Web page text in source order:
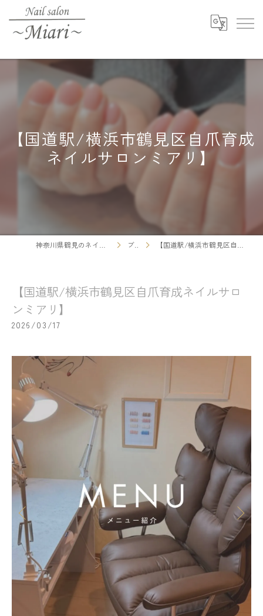
【国道駅/横浜市鶴見区自爪育成
ネイルサロンミアリ】
ブログ 【国道駅/横浜市鶴見区自爪育成ネイルサロンミアリ】
【国道駅/横浜市鶴見区自爪育成ネイルサロ
ンミアリ】
2026/03/17